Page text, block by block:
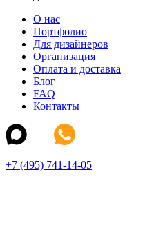
О нас
Портфолио
Для дизайнеров
Организация
Оплата и доставка
Блог
FAQ
Контакты
+7 (495) 741-14-05